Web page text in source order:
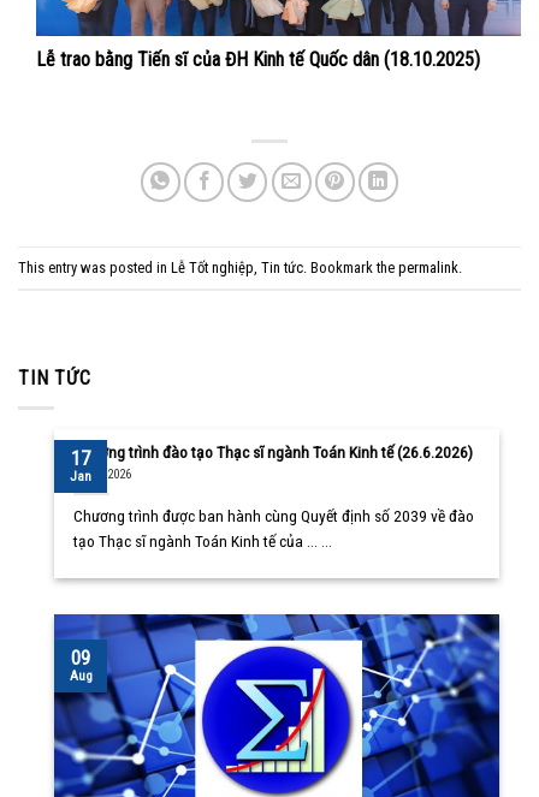
Lễ trao bằng Tiến sĩ của ĐH Kinh tế Quốc dân (18.10.2025)
This entry was posted in Lễ Tốt nghiệp Tin tức . Bookmark the permalink
TIN TỨC
Chương trình đào tạo Thạc sĩ ngành Toán Kinh tế (26.6.2026)
10/08/2026
Chương trình được ban hành cùng Quyết định số 2039 về đào
tạo Thạc sĩ ngành Toán Kinh tế của ... ...
17
Jan
09
Aug